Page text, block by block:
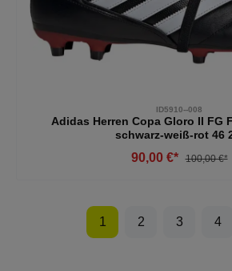
ID5910--008
Adidas Herren Copa Gloro II FG
schwarz-weiß-rot 46
90,00 €* 100,00 €*
1 2 3 4